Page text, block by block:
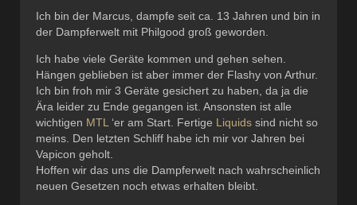
Ich bin der Marcus, dampfe seit ca. 13 Jahren und bin in
der Dampferwelt mit Philgood groß geworden.
Ich habe viele Geräte kommen und gehen sehen.
Hängen geblieben ist aber immer der Flashy von Arthur.
Ich bin froh mir 3 Geräte gesichert zu haben, da ja die
Ära leider zu Ende gegangen ist. Ansonsten ist alle
wichtigen MTL ‘er am Start. Fertige Liquids sind nicht so
meins. Den letzten Schliff habe ich mir vor Jahren bei
Vapicon geholt.
Hoffen wir das uns die Dampferwelt nach wahrscheinlich
neuen Gesetzen noch etwas erhalten bleibt.